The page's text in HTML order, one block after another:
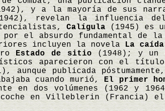
y a la mayoría de sus
revelan la influencia
Calígula(1945) es
por el absurdo fundamental de
incluyen la novela La caída
Estado de sitio(1948); y un
aparecieron con el
aunque publicada
cuando murió, El primer
en dos volúmenes (1962 y
coche en Villeblerin (Francia)